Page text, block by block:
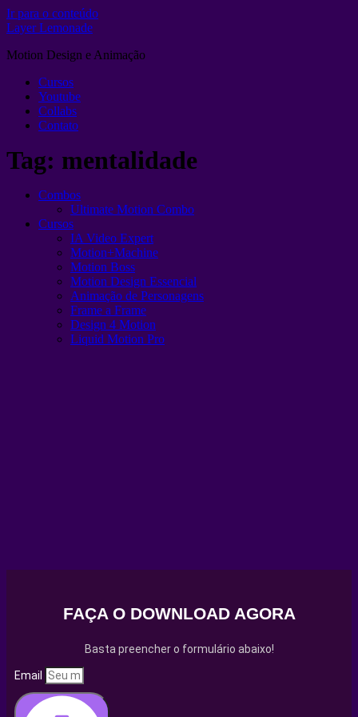
Ir para o conteúdo
Layer Lemonade
Motion Design e Animação
Cursos
Youtube
Collabs
Contato
Tag: mentalidade
Combos
Ultimate Motion Combo
Cursos
IA Video Expert
Motion+Machine
Motion Boss
Motion Design Essencial
Animação de Personagens
Frame a Frame
Design 4 Motion
Liquid Motion Pro
FAÇA O DOWNLOAD AGORA
Basta preencher o formulário abaixo!
Email